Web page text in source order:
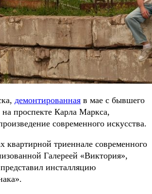
демонтированная в мае с бывшего
на проспекте Карла Маркса,
современного искусства.
квартирной триеннале современного
Галереей «Виктория»,
инсталляцию